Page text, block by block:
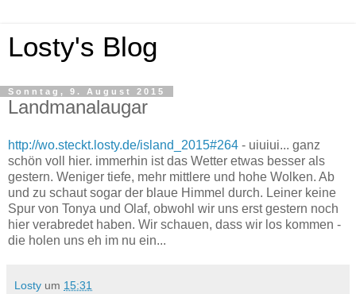
Losty's Blog
Sonntag, 9. August 2015
Landmanalaugar
http://wo.steckt.losty.de/island_2015#264 - uiuiui... ganz
schön voll hier. immerhin ist das Wetter etwas besser als
gestern. Weniger tiefe, mehr mittlere und hohe Wolken. Ab
und zu schaut sogar der blaue Himmel durch. Leiner keine
Spur von Tonya und Olaf, obwohl wir uns erst gestern noch
hier verabredet haben. Wir schauen, dass wir los kommen -
die holen uns eh im nu ein...
Losty um 15:31